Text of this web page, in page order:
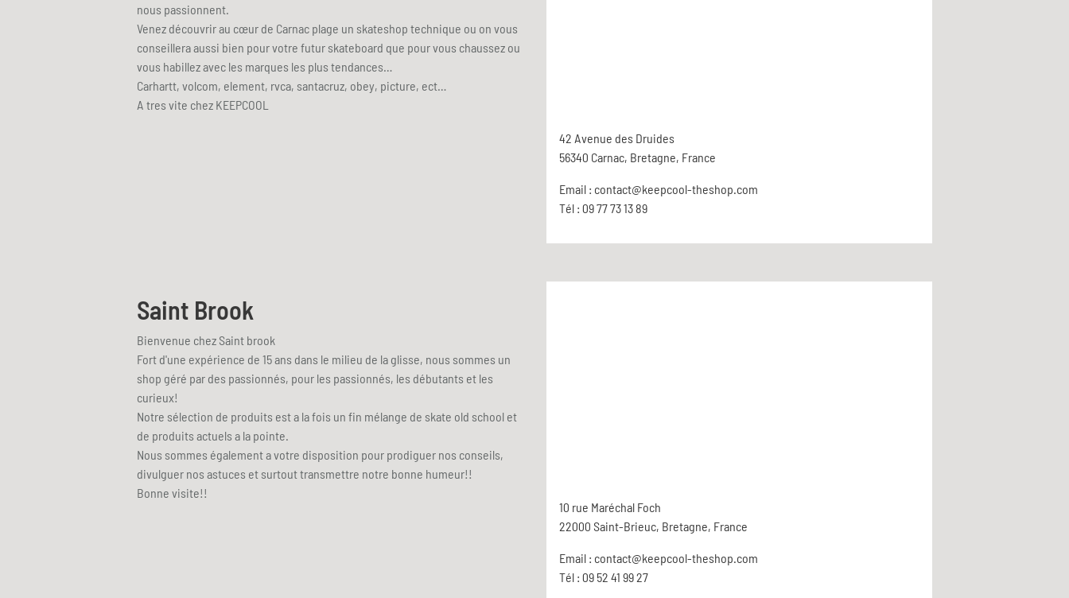
nous passionnent.
Venez découvrir au cœur de Carnac plage un skateshop technique ou on vous
conseillera aussi bien pour votre futur skateboard que pour vous chaussez ou
vous habillez avec les marques les plus tendances…
Carhartt, volcom, element, rvca, santacruz, obey, picture, ect…
A tres vite chez KEEPCOOL
42 Avenue des Druides
56340 Carnac, Bretagne, France
Email : contact@keepcool-theshop.com
Tél : 09 77 73 13 89
Saint Brook
Bienvenue chez Saint brook
Fort d'une expérience de 15 ans dans le milieu de la glisse, nous sommes un
shop géré par des passionnés, pour les passionnés, les débutants et les
curieux!
Notre sélection de produits est a la fois un fin mélange de skate old school et
de produits actuels a la pointe.
Nous sommes également a votre disposition pour prodiguer nos conseils,
divulguer nos astuces et surtout transmettre notre bonne humeur!!
Bonne visite!!
10 rue Maréchal Foch
22000 Saint-Brieuc, Bretagne, France
Email : contact@keepcool-theshop.com
Tél : 09 52 41 99 27